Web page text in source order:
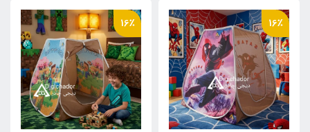
دارد
نوع اسکلت
فنری روکشدار آسان تاشو
اقلام همراه
16٪ 16٪